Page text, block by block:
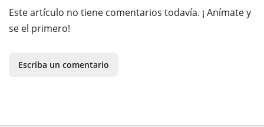
Este artículo no tiene comentarios todavía. ¡ Anímate y
se el primero!
Escriba un comentario